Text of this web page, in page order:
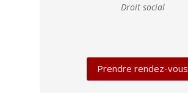
Droit social
Prendre rendez-vous